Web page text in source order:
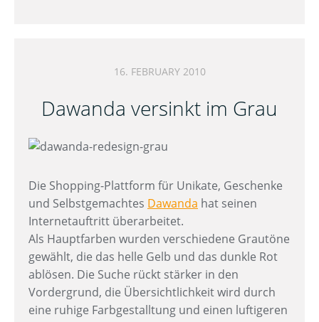
16. FEBRUARY 2010
Dawanda versinkt im Grau
Die Shopping-Plattform für Unikate, Geschenke
und Selbstgemachtes Dawanda hat seinen
Internetauftritt überarbeitet.
Als Hauptfarben wurden verschiedene Grautöne
gewählt, die das helle Gelb und das dunkle Rot
ablösen. Die Suche rückt stärker in den
Vordergrund, die Übersichtlichkeit wird durch
eine ruhige Farbgestalltung und einen luftigeren